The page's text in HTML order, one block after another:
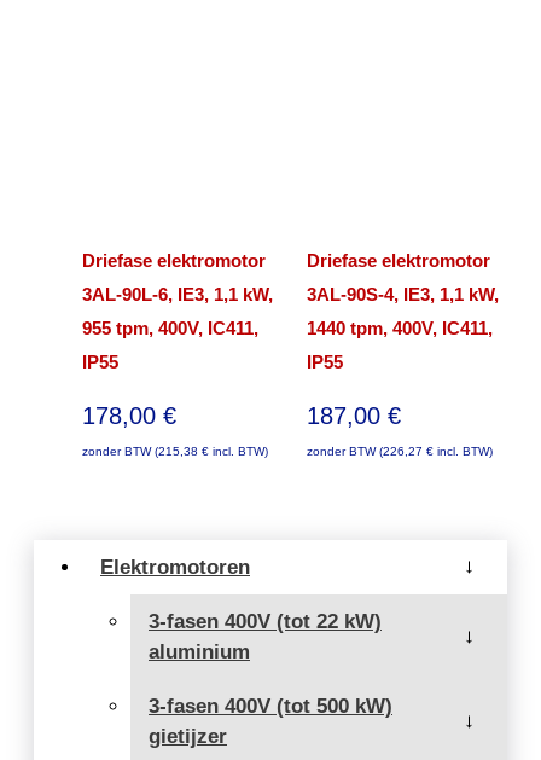
Elektromotoren →
3-fasen 400V (tot 22 kW)
aluminium
→
3-fasen 400V (tot 500 kW)
gietijzer
→
Driefase elektromotor
3AL-90L-6, IE3, 1,1 kW,
955 tpm, 400V, IC411,
IP55
178,00 €
zonder BTW (215,38 € incl. BTW)
Driefase elektromotor
3AL-90S-4, IE3, 1,1 kW,
1440 tpm, 400V, IC411,
IP55
187,00 €
zonder BTW (226,27 € incl. BTW)